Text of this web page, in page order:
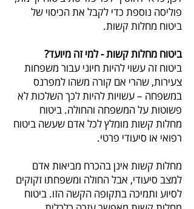
פוליסה נוספת כדי לקבל את הכיסוי של
ביטוח מחלות קשות.
ביטוח מחלות קשות - למי זה מיועד?
ביטוח זה עשוי להיות חיוני עבור משפחות
צעירות, שהרי אם קורה משהו למפרנס
במשפחה – עשויות להיות לכך השלכות לא
פשוטות על המשפחה והחולה. ביטוח
מחלות קשות מומלץ לכל אדם שעשה ביטוח
רפואי או סיעודי פרטי.
מחלות קשות אינן בהכרח מביאות אדם
למצב סיעודי, אבל החולה ומשפחתו זקוקים
לסיוע ותמיכה בתקופה הקשה הזו. ביטוח